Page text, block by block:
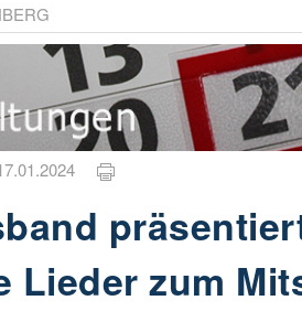
17.01.2024
Lieder zum